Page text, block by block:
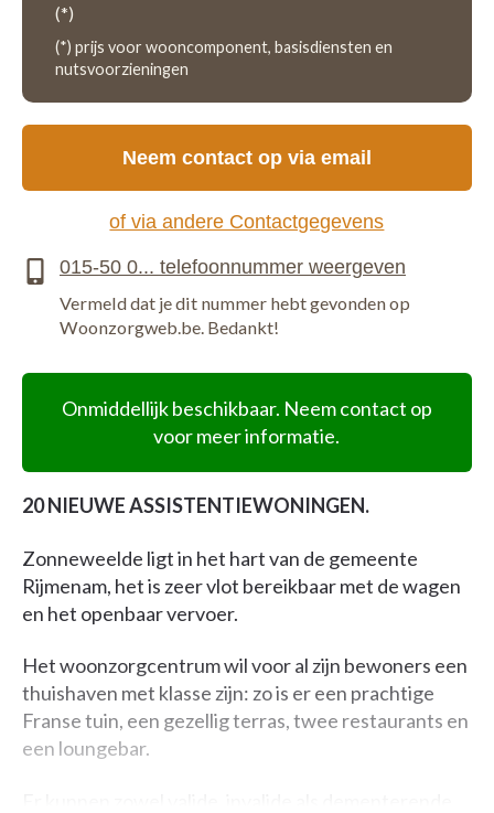
(*)
(*) prijs voor wooncomponent, basisdiensten en
nutsvoorzieningen
Onmiddellijk beschikbaar. Neem contact op
voor meer informatie.
20 NIEUWE ASSISTENTIEWONINGEN.
Zonneweelde ligt in het hart van de gemeente
Rijmenam, het is zeer vlot bereikbaar met de wagen
en het openbaar vervoer.
Het woonzorgcentrum wil voor al zijn bewoners een
thuishaven met klasse zijn: zo is er een prachtige
Franse tuin, een gezellig terras, twee restaurants en
een loungebar.
Neem contact op via email
of via andere Contactgegevens
Vermeld dat je dit nummer hebt gevonden op
Woonzorgweb.be. Bedankt!